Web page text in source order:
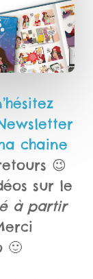
chaine
😉
sur le
à partir
🙂